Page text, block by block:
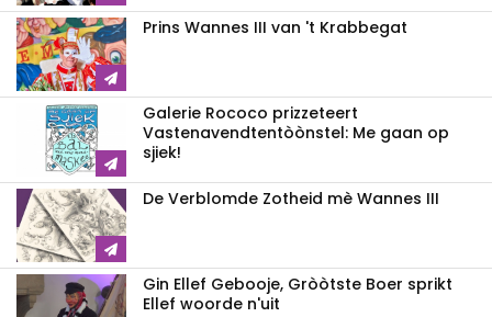
Prins Wannes III van 't Krabbegat
Galerie Rococo prizzeteert
Vastenavend­tentòònstel: Me gaan op
sjiek!
De Verblomde Zotheid mè Wannes III
Gin Ellef Gebooje, Gròòtste Boer sprikt
Ellef woorde n'uit